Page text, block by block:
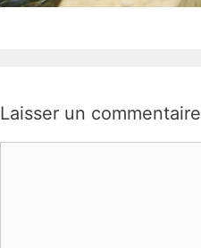
Laisser un commentaire